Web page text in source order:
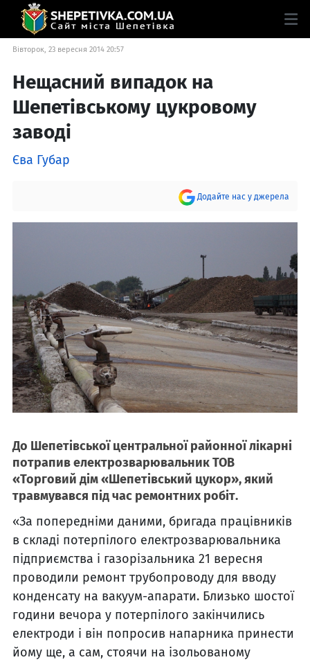
Вівторок, 23 вересня 2014 20:57
Нещасний випадок на
Шепетівському цукровому
заводі
Єва Губар
Додайте нас у джерела
До Шепетівської центральної районної лікарні
потрапив електрозварювальник ТОВ
«Торговий дім «Шепетівський цукор», який
травмувався під час ремонтних робіт.
«За попередніми даними, бригада працівників
в складі потерпілого електрозварювальника
підприємства і газорізальника 21 вересня
проводили ремонт трубопроводу для вводу
конденсату на вакуум-апарати. Близько шостої
години вечора у потерпілого закінчились
електроди і він попросив напарника принести
йому ще, а сам, стоячи на ізольованому